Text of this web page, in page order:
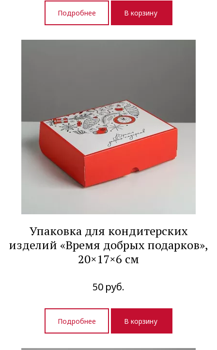
Подробнее В корзину
Упаковка для кондитерских
изделий «Время добрых подарков»,
20×17×6 см
50 руб.
Подробнее В корзину